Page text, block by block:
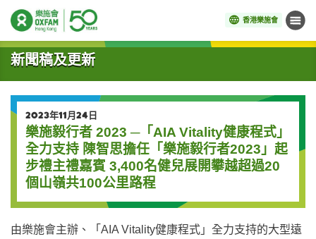
香港樂施會 目錄
開始主要內容
新聞稿及更新
2023年11月24日
樂施毅行者 2023 ─「AIA Vitality健康程式」
全力支持 陳智思擔任「樂施毅行者2023」起
步禮主禮嘉賓 3,400名健兒展開攀越超過20
個山嶺共100公里路程
由樂施會主辦、「 AIA Vitality健康程式」全力支持的大型遠